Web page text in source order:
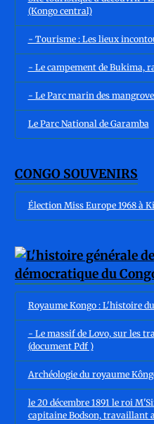
(Kongo central)
- Tourisme : Les lieux
- Le campement de Bukima,
- Le Parc marin des
Le Parc National de Garamba
CONGO SOUVENIRS
Élection Miss Europe 1968 à
Royaume Kongo : L'histoire
- Le massif de Lovo, sur les
(document Pdf )
Archéologie du royaume
le 20 décembre 1891 le roi
capitaine Bodson, travaillant